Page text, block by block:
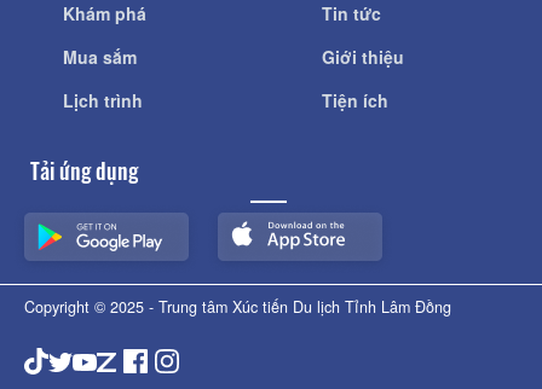
Khám phá
Mua sắm
Lịch trình
Tin tức
Giới thiệu
Tiện ích
Tải ứng dụng
Copyright © 2025 - Trung tâm Xúc tiến Du lịch Tỉnh Lâm Đồng